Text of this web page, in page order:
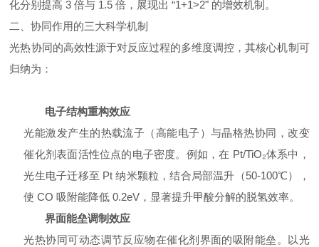
化分别提高 3 倍与 1.5 倍，展现出 “1+1>2" 的增效机制。
二、协同作用的三大科学机制
光热协同的高效性源于对反应过程的多维度调控，其核心机制可
归纳为：
电子结构重构效应
光能激发产生的热载流子（高能电子）与晶格热协同，改变
催化剂表面活性位点的电子密度。例如，在 Pt/TiO₂体系中，
光生电子迁移至 Pt 纳米颗粒，结合局部温升（50-100℃），
使 CO 吸附能降低 0.2eV，显著提升甲酸分解的脱氢效率。
界面能垒调制效应
光热协同可动态调节反应物在催化剂界面的吸附能垒。以光